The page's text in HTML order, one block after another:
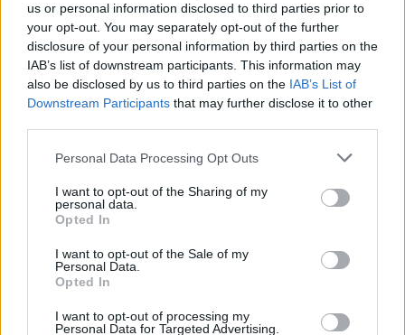
us or personal information disclosed to third parties prior to
your opt-out. You may separately opt-out of the further
disclosure of your personal information by third parties on the
IAB’s list of downstream participants. This information may
also be disclosed by us to third parties on the IAB’s List of
Downstream Participants that may further disclose it to other
Please note that this website/app uses one or more Google
not limited to your visit or usage behaviour. You may click to
grant or deny consent to Google and its third-party tags to
use your data for below specified purposes in below Google
consent section.
Personal Data Processing Opt Outs
I want to opt-out of the Sharing of my
personal data.
Opted In
I want to opt-out of the Sale of my
Personal Data.
Opted In
I want to opt-out of processing my
Personal Data for Targeted Advertising.
Προηγούμενη
Κοινωνική
Επόμενη
Θριάσιο
Οπισθόφυλλο εφημερίδας Lifo
Προηγούμενη
Κοινωνική
Επόμενη
Θριάσιο